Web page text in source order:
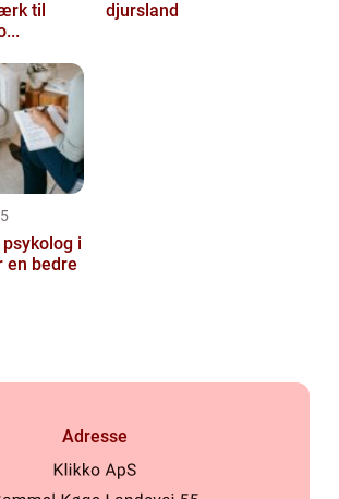
til
djursland
i
en bedre
Adresse